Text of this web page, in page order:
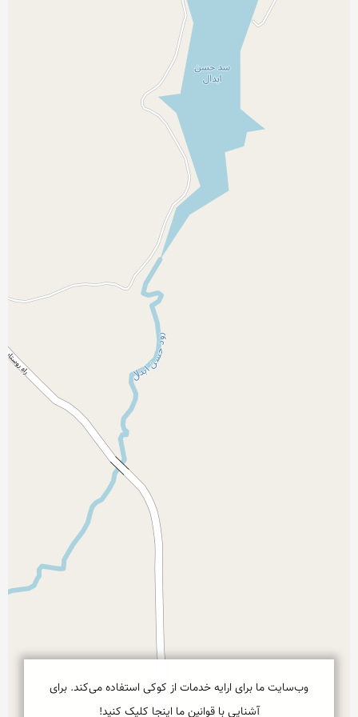
وب‌سایت ما برای ارایه خدمات از کوکی استفاده می‌کند. برای
آشنایی با قوانین ما اینجا کلیک کنید!